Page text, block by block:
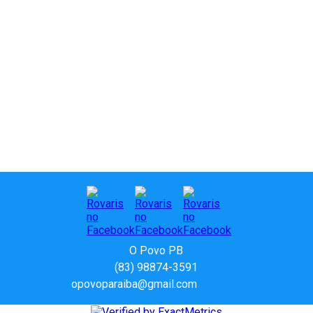
O Povo PB
(83) 98874-3591
opovoparaiba@gmail.com